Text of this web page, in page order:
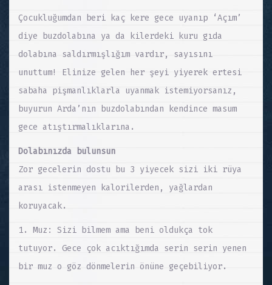
Çocukluğumdan beri kaç kere gece uyanıp ‘Açım’
diye buzdolabına ya da kilerdeki kuru gıda
dolabına saldırmışlığım vardır, sayısını
unuttum! Elinize gelen her şeyi yiyerek ertesi
sabaha pişmanlıklarla uyanmak istemiyorsanız,
buyurun Arda’nın buzdolabından kendince masum
gece atıştırmalıklarına.
Dolabınızda bulunsun
Zor gecelerin dostu bu 3 yiyecek sizi iki rüya
arası istenmeyen kalorilerden, yağlardan
koruyacak.
1. Muz: Sizi bilmem ama beni oldukça tok
tutuyor. Gece çok acıktığımda serin serin yenen
bir muz o göz dönmelerin önüne geçebiliyor.